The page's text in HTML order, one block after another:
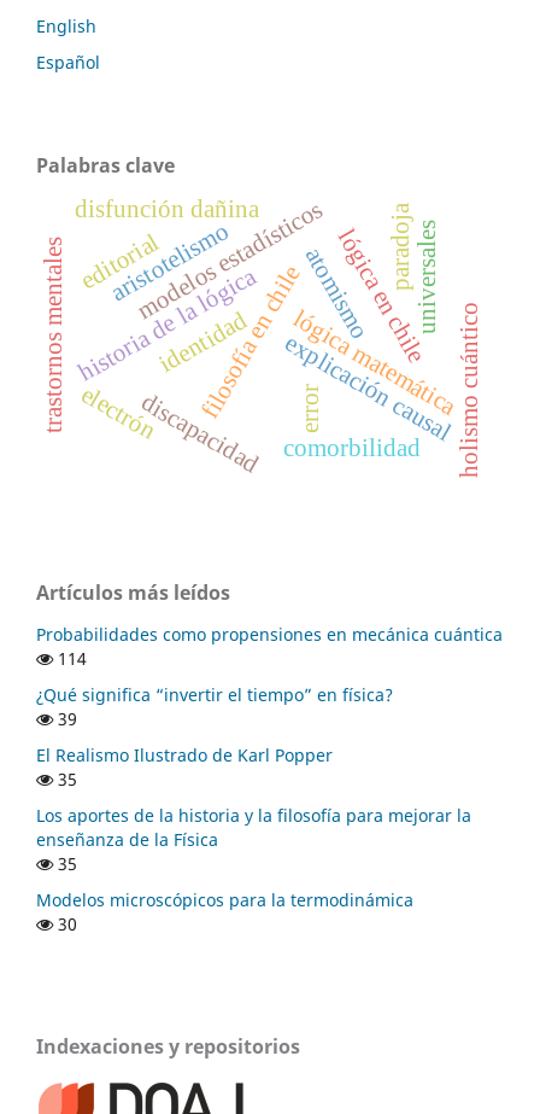
English
Español
Palabras clave
filosofía en chilelógica en chile
identidad lógica matemática
historia de la lógica
modelos estadísticos
error
explicación causal
trastornos mentales
disfunción dañina
discapacidad comorbilidad
universales
aristotelismo
electrón
atomismo
holismo cuántico
editorial paradoja
Artículos más leídos
Probabilidades como propensiones en mecánica cuántica
114
¿Qué significa “invertir el tiempo” en física?
39
El Realismo Ilustrado de Karl Popper
35
Los aportes de la historia y la filosofía para mejorar la
enseñanza de la Física
35
Modelos microscópicos para la termodinámica
30
Indexaciones y repositorios